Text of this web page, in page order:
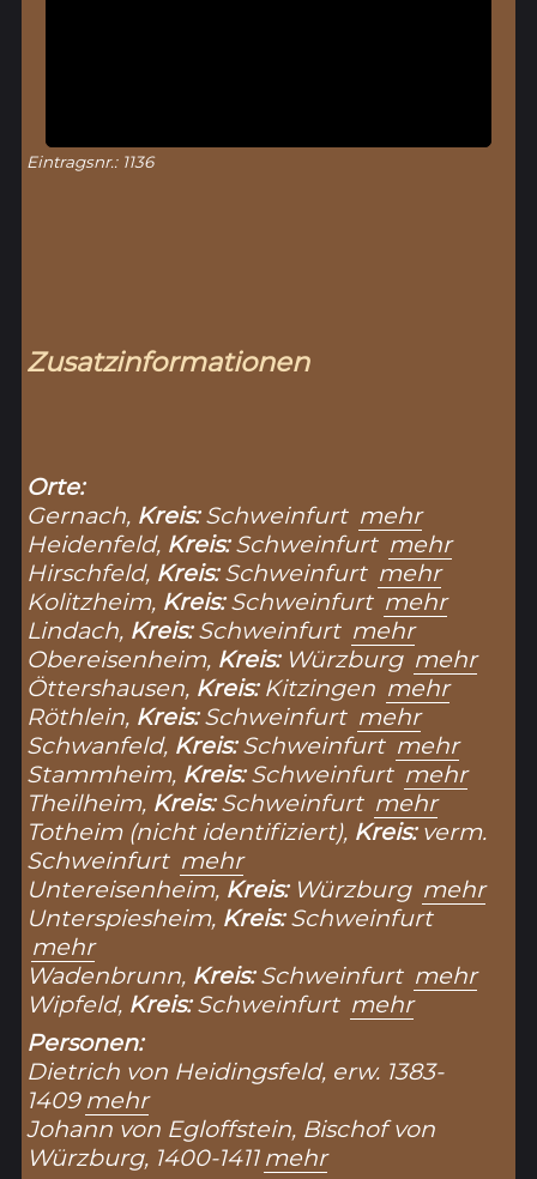
Eintragsnr.: 1136
Zusatzinformationen
Orte:
Gernach, Kreis:Schweinfurt mehr
Heidenfeld, Kreis:Schweinfurt mehr
Hirschfeld, Kreis:Schweinfurt mehr
Kolitzheim, Kreis:Schweinfurt mehr
Lindach, Kreis:Schweinfurt mehr
Obereisenheim, Kreis: Würzburg mehr
Öttershausen, Kreis: Kitzingen mehr
Röthlein, Kreis:Schweinfurt mehr
Schwanfeld, Kreis:Schweinfurt mehr
Stammheim, Kreis:Schweinfurt mehr
Theilheim, Kreis:Schweinfurt mehr
Totheim (nicht identifiziert), Kreis: verm.
Schweinfurt mehr
Untereisenheim, Kreis: Würzburg mehr
Unterspiesheim, Kreis:Schweinfurt
mehr
Wadenbrunn, Kreis:Schweinfurt mehr
Wipfeld, Kreis:Schweinfurt mehr
Personen:
Dietrich von Heidingsfeld, erw. 1383-
1409 mehr
Johann von Egloffstein, Bischof von
Würzburg, 1400-1411 mehr